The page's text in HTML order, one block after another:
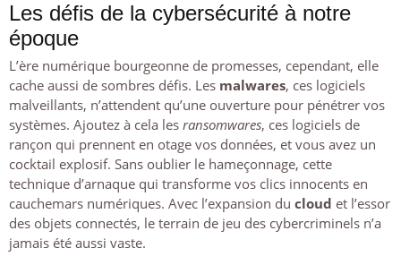
Les défis de la cybersécurité à notre
époque
L’ère numérique bourgeonne de promesses, cependant, elle
cache aussi de sombres défis. Les malwares, ces logiciels
malveillants, n’attendent qu’une ouverture pour pénétrer vos
systèmes. Ajoutez à cela les ransomwares, ces logiciels de
rançon qui prennent en otage vos données, et vous avez un
cocktail explosif. Sans oublier le hameçonnage, cette
technique d’arnaque qui transforme vos clics innocents en
cauchemars numériques. Avec l’expansion du cloud et l’essor
des objets connectés, le terrain de jeu des cybercriminels n’a
jamais été aussi vaste.